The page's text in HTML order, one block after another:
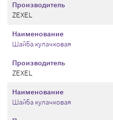
Производитель
ZEXEL
Производитель
ZEXEL
Наименование
Шайба кулачковая
Наименование
Шайба кулачковая